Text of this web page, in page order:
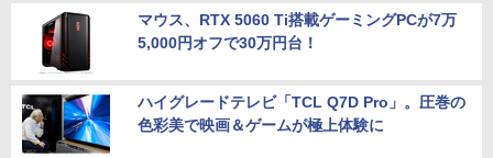
マウス、RTX 5060 Ti搭載ゲーミングPCが7万
5,000円オフで30万円台！
ハイグレードテレビ「TCL Q7D Pro」。圧巻の
色彩美で映画＆ゲームが極上体験に